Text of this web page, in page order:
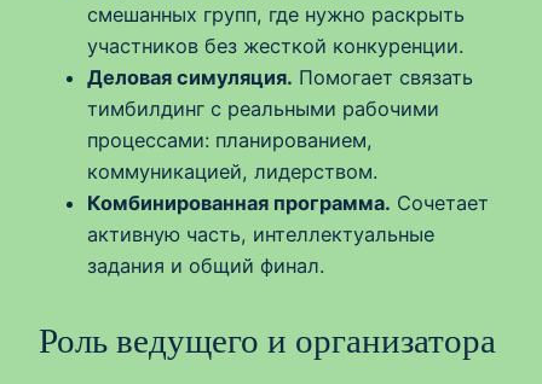
смешанных групп, где нужно раскрыть
участников без жесткой конкуренции.
Деловая симуляция. Помогает связать
тимбилдинг с реальными рабочими
процессами: планированием,
коммуникацией, лидерством.
Комбинированная программа. Сочетает
активную часть, интеллектуальные
задания и общий финал.
Роль ведущего и организатора